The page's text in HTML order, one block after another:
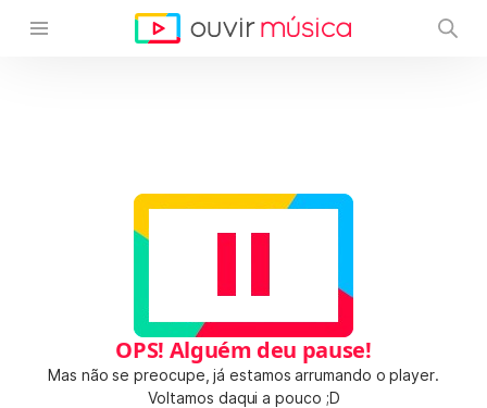
OPS! Alguém deu pause!
Mas não se preocupe, já estamos arrumando o player.
Voltamos daqui a pouco ;D